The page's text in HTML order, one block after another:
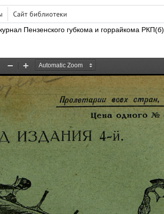
Сайт библиотеки
Пензенского губкома и горрайкома РКП(б)